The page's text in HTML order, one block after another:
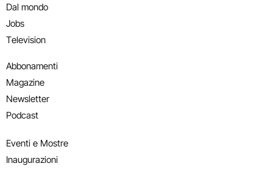
Dal mondo
Jobs
Television
Abbonamenti
Magazine
Newsletter
Podcast
Eventi e Mostre
Inaugurazioni